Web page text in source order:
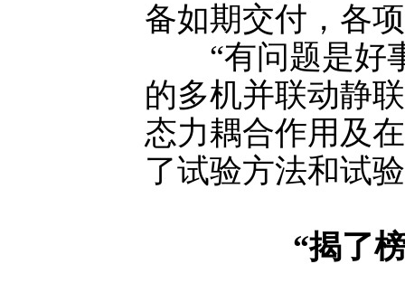
备如期交付，各
“有问题是好事
的多机并联动静
态力耦合作用及
了试验方法和试
“揭了